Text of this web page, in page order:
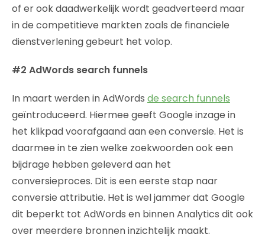
of er ook daadwerkelijk wordt geadverteerd maar
in de competitieve markten zoals de financiele
dienstverlening gebeurt het volop.
#2 AdWords search funnels
In maart werden in AdWords de search funnels
geïntroduceerd. Hiermee geeft Google inzage in
het klikpad voorafgaand aan een conversie. Het is
daarmee in te zien welke zoekwoorden ook een
bijdrage hebben geleverd aan het
conversieproces. Dit is een eerste stap naar
conversie attributie. Het is wel jammer dat Google
dit beperkt tot AdWords en binnen Analytics dit ook
over meerdere bronnen inzichtelijk maakt.